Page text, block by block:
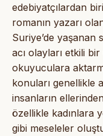
edebiyatçılardan
romanın yazarı
Suriye’de yaşanan
acı olayları etkili
okuyuculara
konuları genellikle
insanların
özellikle kadınlara
gibi meseleler